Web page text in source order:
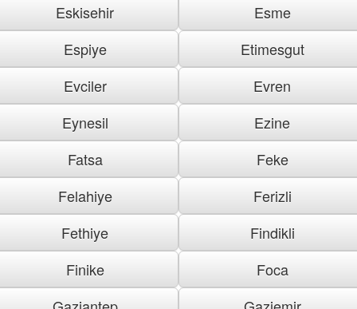
Eskisehir
Esme
Espiye
Etimesgut
Evciler
Evren
Eynesil
Ezine
Fatsa
Feke
Felahiye
Ferizli
Fethiye
Findikli
Finike
Foca